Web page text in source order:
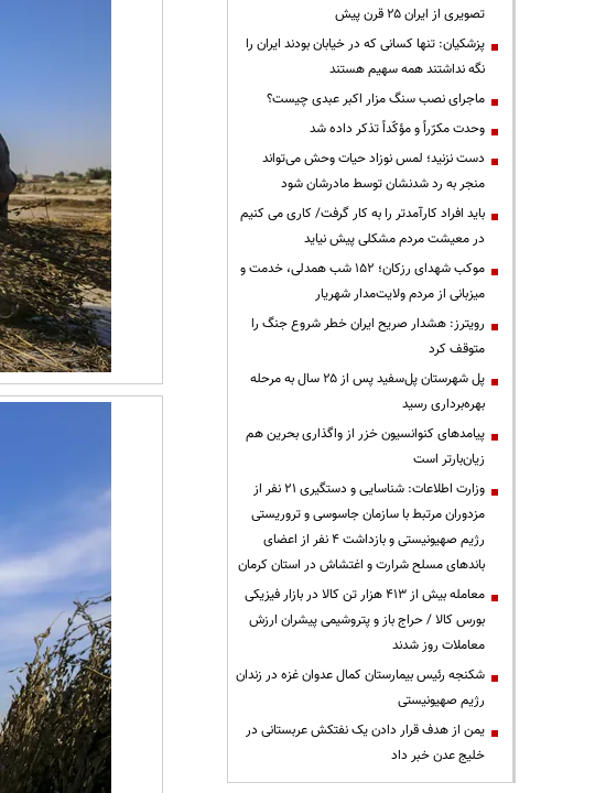
تصویری از ایران ۲۵ قرن پیش
پزشکیان: تنها کسانی که در خیابان بودند ایران را
نگه نداشتند همه سهیم هستند
ماجرای نصب سنگ مزار اکبر عبدی چیست؟
وحدت مکرّراً و مؤکّداً تذکر داده شد
دست نزنید؛ لمس نوزاد حیات وحش می‌تواند
منجر به رد شدنشان توسط مادرشان شود
باید افراد کارآمدتر را به کار گرفت/ کاری می کنیم
در معیشت مردم مشکلی پیش نیاید
موکب شهدای رزکان؛ ۱۵۲ شب همدلی، خدمت و
میزبانی از مردم ولایت‌مدار شهریار
رویترز: هشدار صریح ایران خطر شروع جنگ را
متوقف کرد
پل شهرستان پل‌سفید پس از ۲۵ سال به مرحله
بهره‌برداری رسید
پیامدهای کنوانسیون خزر از واگذاری بحرین هم
زیان‌بارتر است
وزارت اطلاعات: شناسایی و دستگیری ۲۱ نفر از
مزدوران مرتبط با سازمان جاسوسی و تروریستی
رژیم صهیونیستی و بازداشت ۴ نفر از اعضای
باندهای مسلح شرارت و اغتشاش در استان کرمان
معامله بیش از ۴۱۳ هزار تن کالا در بازار فیزیکی
بورس کالا / حراج باز و پتروشیمی پیشران ارزش
معاملات روز شدند
شکنجه رئیس بیمارستان کمال عدوان غزه در زندان
رژیم صهیونیستی
یمن از هدف قرار دادن یک نفتکش عربستانی در
خلیج عدن خبر داد